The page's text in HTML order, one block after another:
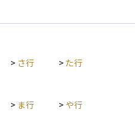
られることが挙げられるが、
> さ行 > た行
> ま行 > や行